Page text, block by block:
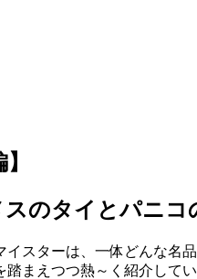
のタイとパニコ
スターは、一体どんな
まえつつ熱～く紹介してい